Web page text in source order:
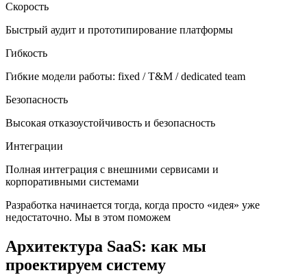
Скорость
Быстрый аудит и прототипирование платформы
Гибкость
Гибкие модели работы: fixed / T&M / dedicated team
Безопасность
Высокая отказоустойчивость и безопасность
Интеграции
Полная интеграция с внешними сервисами и
корпоративными системами
Разработка начинается тогда, когда просто «идея» уже
недостаточно. Мы в этом поможем
Архитектура SaaS: как мы
проектируем систему